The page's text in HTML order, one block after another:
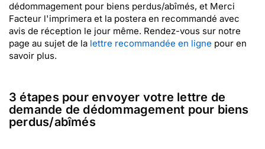
dédommagement pour biens perdus/abîmés, et Merci
Facteur l'imprimera et la postera en recommandé avec
avis de réception le jour même. Rendez-vous sur notre
page au sujet de la lettre recommandée en ligne pour en
savoir plus.
3 étapes pour envoyer votre lettre de
demande de dédommagement pour biens
perdus/abîmés